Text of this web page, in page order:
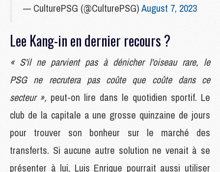
— CulturePSG (@CulturePSG)August 7, 2023
Lee Kang-in en dernier recours ?
« S'il ne parvient pas à dénicher l'oiseau rare, le
PSG ne recrutera pas coûte que coûte dans ce
secteur », peut-on lire dans le quotidien sportif. Le
club de la capitale a une grosse quinzaine de jours
pour trouver son bonheur sur le marché des
transferts. Si aucune autre solution ne venait à se
présenter à lui, Luis Enrique pourrait aussi utiliser